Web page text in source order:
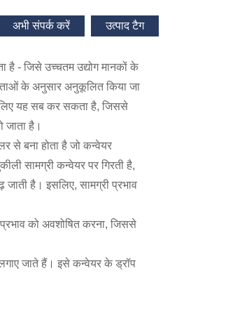
अभी संपर्क करें उत्पाद टैग
है - जिसे उच्चतम उद्योग मानकों के
के अनुसार अनुकूलित किया जा
लिए यह सब कर सकता है, जिससे
जाता है।
से बना होता है जो कन्वेयर
सामग्री कन्वेयर पर गिरती है,
है। इसलिए, सामग्री प्रभाव
को अवशोषित करना, जिससे
जाते हैं। इसे कन्वेयर के ड्रॉप